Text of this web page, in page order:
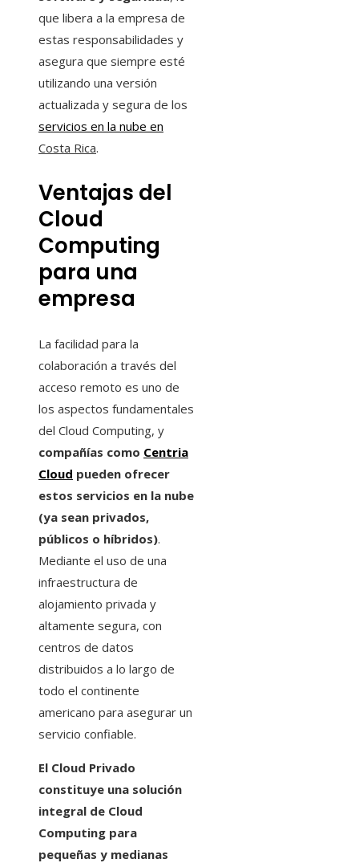
que libera a la empresa de
estas responsabilidades y
asegura que siempre esté
utilizando una versión
actualizada y segura de los
servicios en la nube en
Costa Rica.
Ventajas del
Cloud
Computing
para una
empresa
La facilidad para la
colaboración a través del
acceso remoto es uno de
los aspectos fundamentales
del Cloud Computing, y
compañías como Centria
Cloud pueden ofrecer
estos servicios en la nube
(ya sean privados,
públicos o híbridos).
Mediante el uso de una
infraestructura de
alojamiento privada y
altamente segura, con
centros de datos
distribuidos a lo largo de
todo el continente
americano para asegurar un
servicio confiable.
El Cloud Privado
constituye una solución
integral de Cloud
Computing para
pequeñas y medianas